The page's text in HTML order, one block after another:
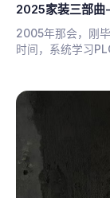
2025家装三部曲
2005年那会，刚
时间，系统学习